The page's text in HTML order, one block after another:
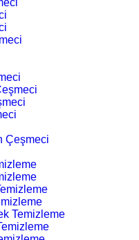
Çeşmeci
Temizleme